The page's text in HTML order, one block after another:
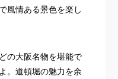
風情ある景色を楽し
の大阪名物を堪能で
。道頓堀の魅力を余